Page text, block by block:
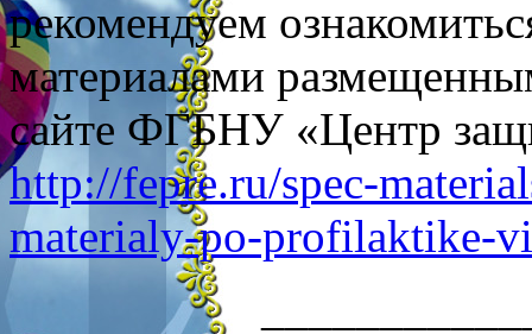
рекомендуем
материалами
сайте ФГБНУ «Центр
http://fepre.ru/spec-
materialy-po-profilaktike-